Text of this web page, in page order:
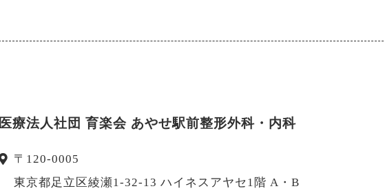
医療法人社団 育楽会 あやせ駅前整形外科・内科
〒 120-0005
東京都足立区綾瀬1-32-13 ハイネスアヤセ1階 A・B